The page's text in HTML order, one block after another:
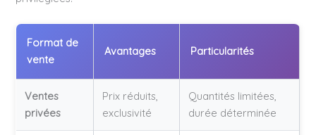
Format de
vente
Avantages Particularités
Ventes
privées
Prix réduits,
exclusivité
Quantités limitées,
durée déterminée